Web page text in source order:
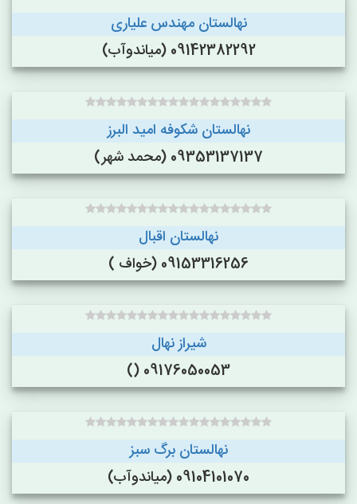
نهالستان مهندس علیاری
09142382292 (میاندوآب)
نهالستان شکوفه امید البرز
09353137137 (محمد شهر)
نهالستان اقبال
09153316256 (خواف )
شیراز نهال
09176050053 ()
نهالستان برگ سبز
09104101070 (میاندوآب)